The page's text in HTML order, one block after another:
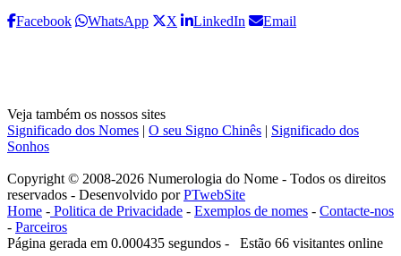
Facebook WhatsApp X LinkedIn Email
Veja também os nossos sites
Significado dos Nomes
O seu Signo Chinês
Significado dos
Sonhos
Copyright © 2008-2026 Numerologia do Nome - Todos os direitos
reservados - Desenvolvido porPTwebSite
Home - Politica de Privacidade - Exemplos de nomes - Contacte-nos
- Parceiros
Página gerada em 0.000435 segundos - Estão 66 visitantes online